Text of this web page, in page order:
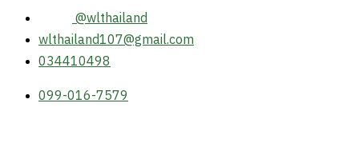
@wlthailand
wlthailand107@gmail.com
034410498
099-016-7579